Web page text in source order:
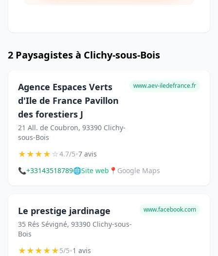
2 Paysagistes à Clichy-sous-Bois
Agence Espaces Verts
d'Ile de France Pavillon
des forestiers J
21 All. de Coubron, 93390 Clichy-
sous-Bois
www.aev-iledefrance.fr
★★★★☆4.7/5•7 avis
📞+33143518789🌐Site web 📍 Google Maps
Le prestige jardinage
35 Rés Sévigné, 93390 Clichy-sous-
Bois
www.facebook.com
★★★★★5/5•1 avis